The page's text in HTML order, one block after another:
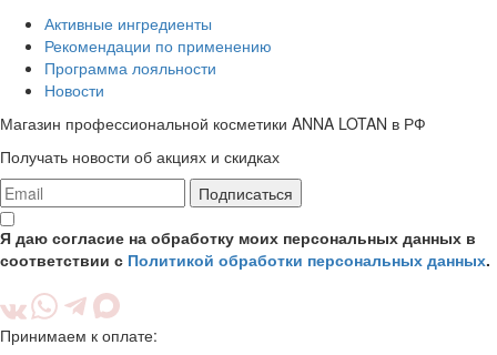
Активные ингредиенты
Рекомендации по применению
Программа лояльности
Новости
Магазин профессиональной косметики ANNA LOTAN в РФ
Получать новости об акциях и скидках
Подписаться
Я даю согласие на обработку моих персональных данных в
соответствии с Политикой обработки персональных данных.
Принимаем к оплате: